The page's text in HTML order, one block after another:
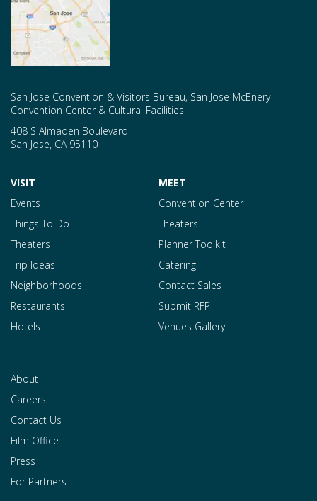
San Jose Convention & Visitors Bureau, San Jose McEnery
Convention Center & Cultural Facilities
408 S Almaden Boulevard
San Jose, CA 95110
VISIT
Events
Things To Do
Theaters
Trip Ideas
Neighborhoods
Restaurants
Hotels
MEET
Convention Center
Theaters
Planner Toolkit
Catering
Contact Sales
Submit RFP
Venues Gallery
About
Careers
Contact Us
Film Office
Press
For Partners